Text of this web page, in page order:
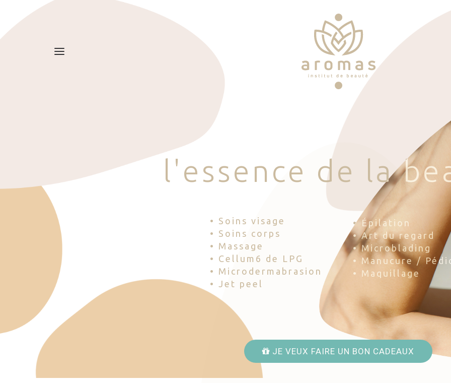
l 'esse nce d e la be
• Soins visage
• Soins corps
• Massage
• Cellum6 de LPG
• Microdermabrasion
• Jet peel
• Épilation
• Art du regard
• Microblading
• Manucure /
• Maquillage
JE VEUX FAIRE UN BON CADEAUX